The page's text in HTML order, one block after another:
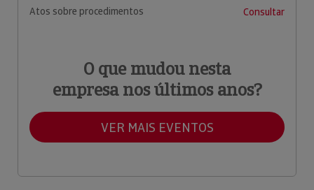
Atos sobre procedimentos
Consultar
O que mudou nesta
empresa nos últimos anos?
VER MAIS EVENTOS